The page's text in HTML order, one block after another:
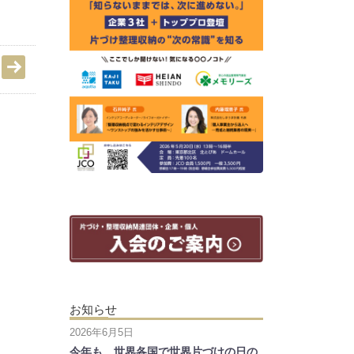
お知らせ
2026年6月5日
今年も、世界各国で世界片づけの日の